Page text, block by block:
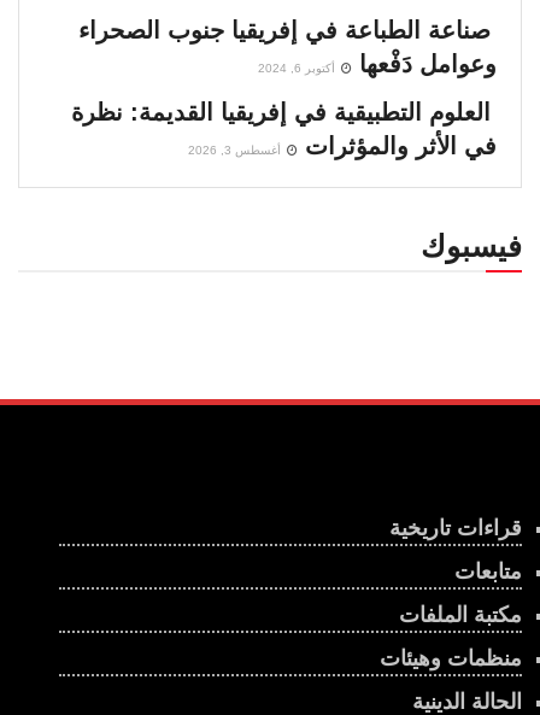
صناعة الطباعة في إفريقيا جنوب الصحراء
وعوامل دَفْعها
أكتوبر 6, 2024
العلوم التطبيقية في إفريقيا القديمة: نظرة
في الأثر والمؤثرات
أغسطس 3, 2026
فيسبوك
قراءات تاريخية
متابعات
مكتبة الملفات
منظمات وهيئات
الحالة الدينية